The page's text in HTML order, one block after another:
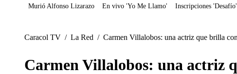
Juegos
Murió Alfonso Lizarazo En vivo 'Yo Me Llamo' Inscripciones 'Desafío'
Caracol TV / La Red / Carmen Villalobos: una actriz que brilla
Carmen Villalobos: una actriz